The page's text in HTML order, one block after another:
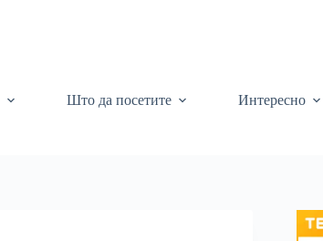
Што да посетите Интересно